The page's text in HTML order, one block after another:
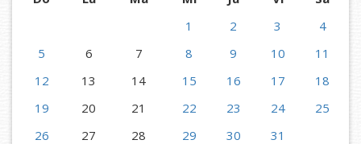
1
2 3
4
5
6 7 8 9 10
11
12
13 14 15 16 17
18
19
20 21 22 23 24
25
26
27 28 29 30 31